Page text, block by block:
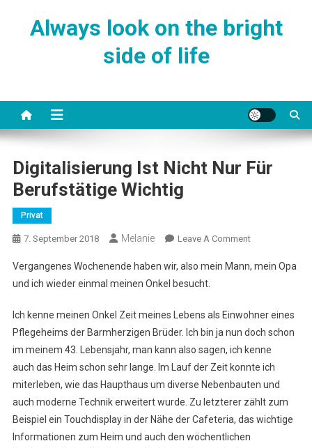
Always look on the bright
side of life
Digitalisierung Ist Nicht Nur Für
Berufstätige Wichtig
Privat
7. September 2018 Melanie Leave A CommentOn
Ist
Für
Berufstätige
Wichtig
Vergangenes Wochenende haben wir, also mein Mann, mein Opa
und ich wieder einmal meinen Onkel besucht.
Ich kenne meinen Onkel Zeit meines Lebens als Einwohner eines
Pflegeheims der Barmherzigen Brüder. Ich bin ja nun doch schon
im meinem 43. Lebensjahr, man kann also sagen, ich kenne
auch das Heim schon sehr lange. Im Lauf der Zeit konnte ich
miterleben, wie das Haupthaus um diverse Nebenbauten und
auch moderne Technik erweitert wurde. Zu letzterer zählt zum
Beispiel ein Touchdisplay in der Nähe der Cafeteria, das wichtige
Informationen zum Heim und auch den wöchentlichen